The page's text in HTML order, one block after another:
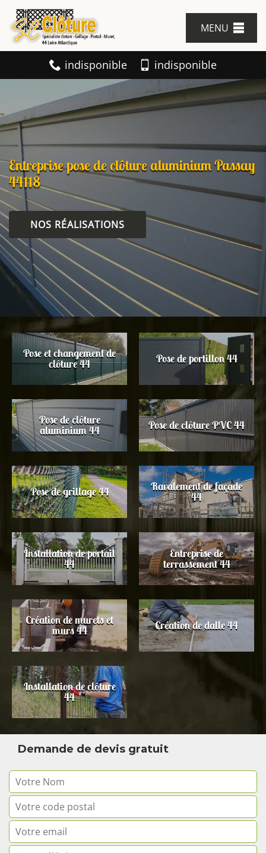
MENU
indisponible indisponible
Entreprise pose de clôture aluminium Passay
44118
NOS RÉALISATIONS
Pose et changement de
clôture 44 Pose de portillon 44
Pose de clôture
aluminium 44 Pose de clôture PVC 44
Pose de grillage 44 Ravalement de façade
44
Installation de portail
44
Entreprise de
terrassement 44
Création de murets et
murs 44 Création de dalle 44
Installation de clôture
44
Demande de devis gratuit